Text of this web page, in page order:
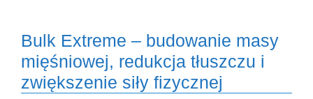
Bulk Extreme – budowanie masy
mięśniowej, redukcja tłuszczu i
zwiększenie siły fizycznej